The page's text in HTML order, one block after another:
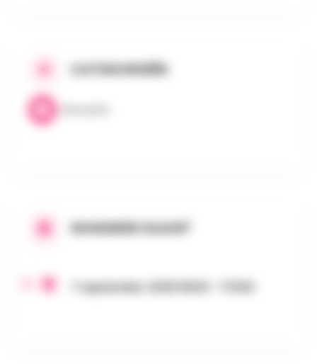
CATEGORIEËN
WANNEER GAAN?
7 september 2025 8h30 - 17h00